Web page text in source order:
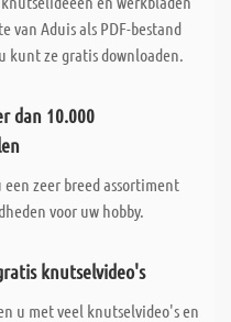
van Aduis als PDF-bestand
kunt ze gratis downloaden.
dan 10.000
zeer breed assortiment
voor uw hobby.
knutselvideo's
u met veel knutselvideo's en